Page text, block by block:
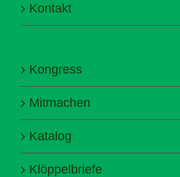
Kontakt
Kongress
Mitmachen
Katalog
Klöppelbriefe